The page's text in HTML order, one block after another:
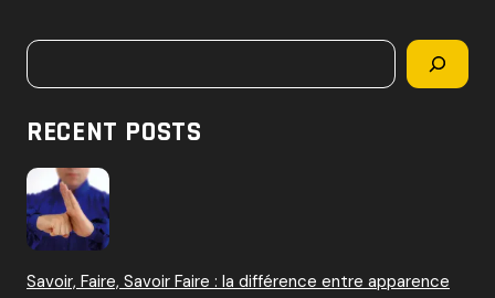
r
Rechercher
RECENT POSTS
Savoir, Faire, Savoir Faire : la différence entre apparence